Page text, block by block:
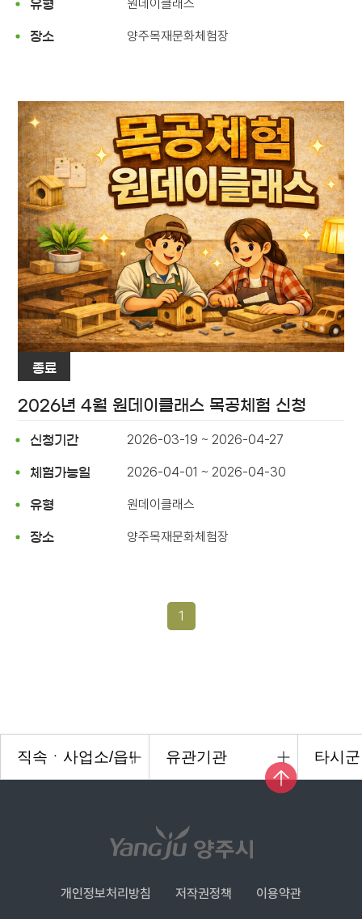
유형 원데이클래스
장소 양주목재문화체험장
종료
2026년 4월 원데이클래스 목공체험 신청
신청기간 2026-03-19 ~ 2026-04-27
체험가능일 2026-04-01 ~ 2026-04-30
유형 원데이클래스
장소 양주목재문화체험장
1
개인정보처리방침 저작권정책 이용약관